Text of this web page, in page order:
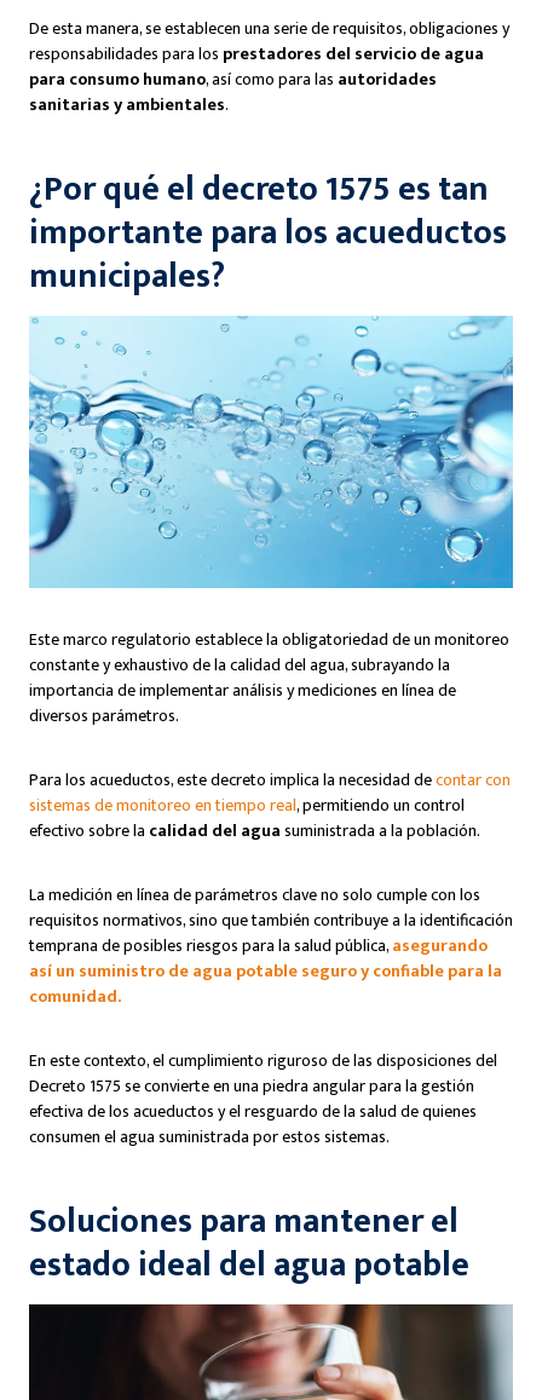
De esta manera, se establecen una serie de requisitos, obligaciones y
responsabilidades para los prestadores del servicio de agua
para consumo humano, así como para las autoridades
sanitarias y ambientales.
¿Por qué el decreto 1575 es tan
importante para los acueductos
municipales?
Este marco regulatorio establece la obligatoriedad de un monitoreo
constante y exhaustivo de la calidad del agua, subrayando la
importancia de implementar análisis y mediciones en línea de
diversos parámetros.
Para los acueductos, este decreto implica la necesidad decontar con
sistemas de monitoreo en tiempo real, permitiendo un control
efectivo sobre la calidad del aguasuministrada a la población.
La medición en línea de parámetros clave no solo cumple con los
requisitos normativos, sino que también contribuye a la identificación
temprana de posibles riesgos para la salud pública,asegurando
así un suministro de agua potable seguro y confiable para la
comunidad.
En este contexto, el cumplimiento riguroso de las disposiciones del
Decreto 1575 se convierte en una piedra angular para la gestión
efectiva de los acueductos y el resguardo de la salud de quienes
consumen el agua suministrada por estos sistemas.
Soluciones para mantener el
estado ideal del agua potable